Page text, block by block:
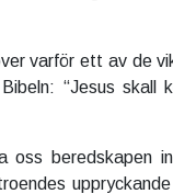
varför ett av de
“Jesus skall
oss beredskapen